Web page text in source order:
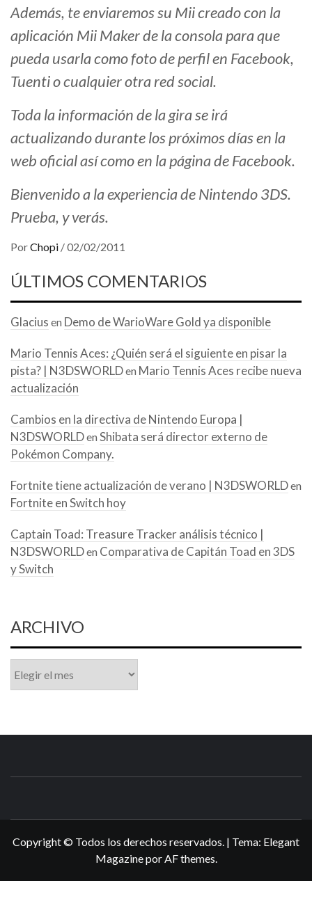
Además, te enviaremos su Mii creado con la
aplicación Mii Maker de la consola para que
pueda usarla como foto de perfil en Facebook,
Tuenti o cualquier otra red social.
Toda la información de la gira se irá
actualizando durante los próximos días en la
web oficial así como en la página de Facebook.
Bienvenido a la experiencia de Nintendo 3DS.
Prueba, y verás.
PorChopi /02/02/2011
ÚLTIMOS COMENTARIOS
Glacius en Demo de WarioWare Gold ya disponible
Mario Tennis Aces: ¿Quién será el siguiente en pisar la
pista? | N3DSWORLDen Mario Tennis Aces recibe nueva
actualización
Cambios en la directiva de Nintendo Europa |
N3DSWORLDen Shibata será director externo de
Pokémon Company.
Fortnite tiene actualización de verano | N3DSWORLDen
Fortnite en Switch hoy
Captain Toad: Treasure Tracker análisis técnico |
N3DSWORLDen Comparativa de Capitán Toad en 3DS
y Switch
ARCHIVO
Copyright © Todos los derechos reservados. | Tema: Elegant
MagazineporAF themes.